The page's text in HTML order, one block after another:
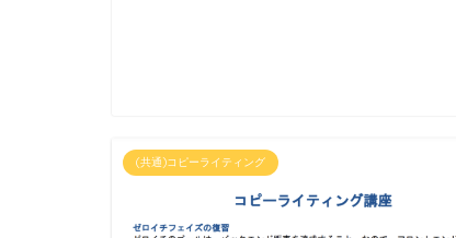
(共通)コピーライティング